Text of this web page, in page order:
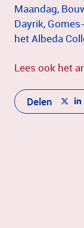
Maandag,
Dayrik,
het Albeda
Lees ook het
Delen